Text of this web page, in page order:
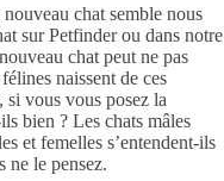
chat semble nous
sur Petfinder ou dans notre
chat peut ne pas
naissent de ces
si vous vous posez la
bien ? Les chats mâles
et femelles s’entendent-ils
ne le pensez.